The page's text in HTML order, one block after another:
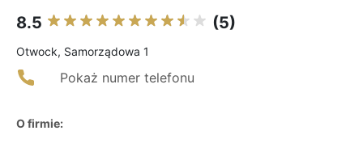
8.5 (5)
Otwock, Samorządowa 1
Pokaż numer telefonu
O firmie: